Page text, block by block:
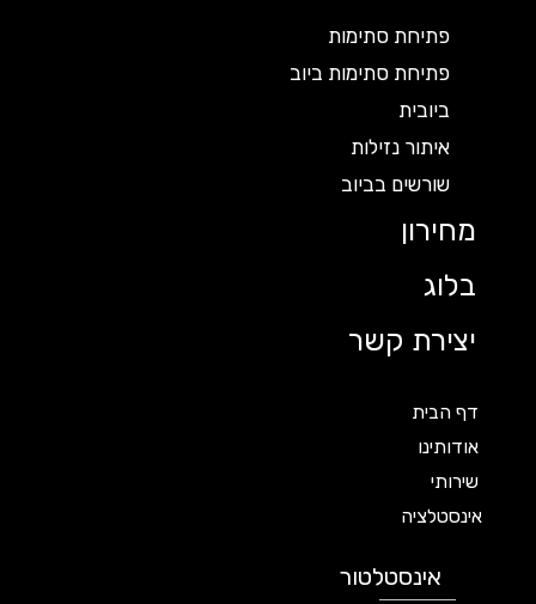
פתיחת סתימות
פתיחת סתימות ביוב
ביובית
איתור נזילות
שורשים בביוב
מחירון
בלוג
יצירת קשר
דף הבית
אודותינו
שירותי
אינסטלציה
אינסטלטור